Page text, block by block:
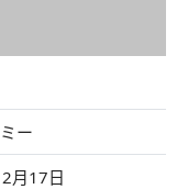
ー
月17日